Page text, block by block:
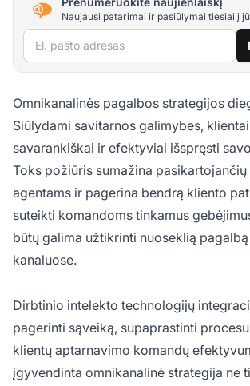
Naujausi patarimai ir pasiūlymai tiesiai į
El. pašto adresas
Omnikanalinės pagalbos strategijos
Siūlydami savitarnos galimybes,
savarankiškai ir efektyviai išspręsti
Toks požiūris sumažina
agentams ir pagerina bendrą kliento
suteikti komandoms tinkamus
būtų galima užtikrinti nuoseklią
kanaluose.
Dirbtinio intelekto technologijų
pagerinti sąveiką, supaprastinti
klientų aptarnavimo komandų
įgyvendinta omnikanalinė strategija ne